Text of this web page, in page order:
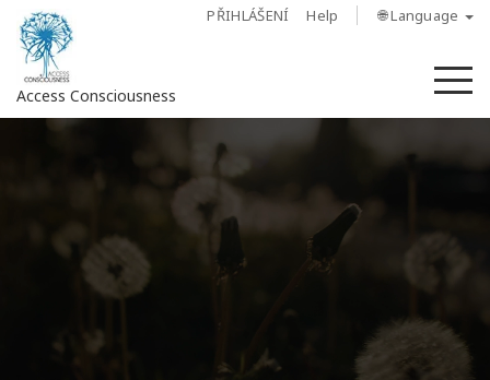
PŘIHLÁŠENÍ Help 🌐 Language
Access Consciousness
Your
Account